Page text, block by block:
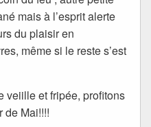
mais à l’esprit alerte
du plaisir en
même si le reste s’est
veiille et fripée, profitons
de Mai!!!!